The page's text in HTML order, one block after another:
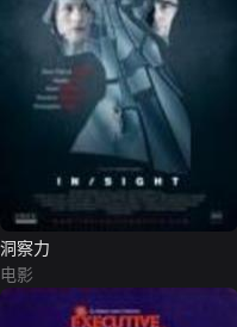
洞察力
电影